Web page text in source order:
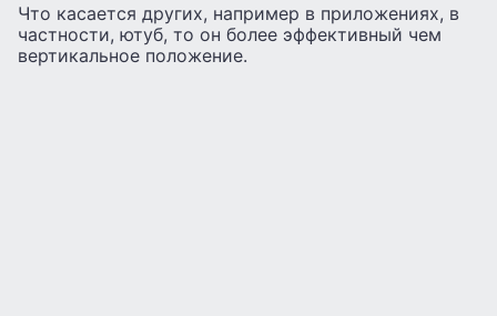
Что касается других, например в приложениях, в
частности, ютуб, то он более эффективный чем
вертикальное положение.